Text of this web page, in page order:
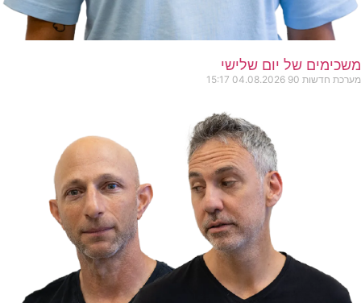
משכימים של יום שלישי
מערכת חדשות 90 04.08.2026
15:17